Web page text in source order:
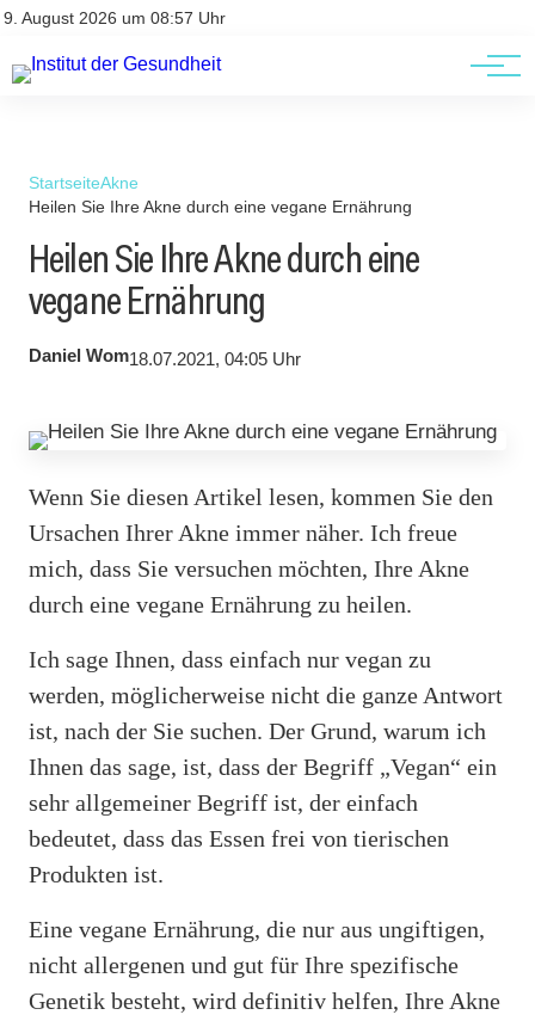
9. August 2026 um 08:57 Uhr
Kontakt
Kontakt
AGBs
StartseiteAkne
Heilen Sie Ihre Akne durch eine vegane Ernährung
Heilen Sie Ihre Akne durch eine
vegane Ernährung
Daniel Wom18.07.2021, 04:05 Uhr
Wenn Sie diesen Artikel lesen, kommen Sie den
Ursachen Ihrer Akne immer näher. Ich freue
mich, dass Sie versuchen möchten, Ihre Akne
durch eine vegane Ernährung zu heilen.
Ich sage Ihnen, dass einfach nur vegan zu
werden, möglicherweise nicht die ganze Antwort
ist, nach der Sie suchen. Der Grund, warum ich
Ihnen das sage, ist, dass der Begriff „Vegan“ ein
sehr allgemeiner Begriff ist, der einfach
bedeutet, dass das Essen frei von tierischen
Produkten ist.
Eine vegane Ernährung, die nur aus ungiftigen,
nicht allergenen und gut für Ihre spezifische
Genetik besteht, wird definitiv helfen, Ihre Akne